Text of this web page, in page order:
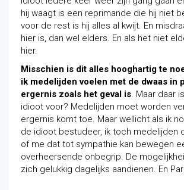
hij waagt is een reprimande die hij niet
voor de rest is hij alles al kwijt. En
hier is, dan wel elders. En als het niet
hier.
Misschien is dit alles hooghartig te
ik medelijden voelen met de dwaas in
ergernis zoals het geval is. Maar daar
idioot voor? Medelijden moet worden
ergernis komt toe. Maar wellicht als ik
de idioot bestudeer, ik toch medelijden
of me dat tot sympathie kan bewegen
overheersende onbegrip. De
zich gelukkig dagelijks aandienen. En